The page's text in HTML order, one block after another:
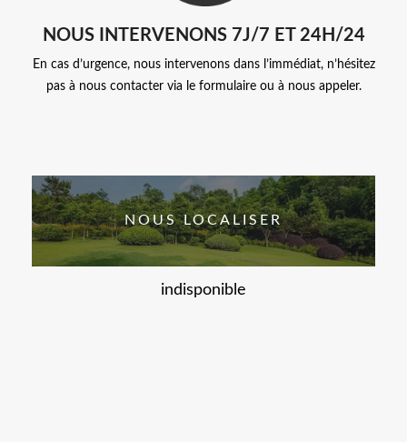
NOUS INTERVENONS 7J/7 ET 24H/24
En cas d’urgence, nous intervenons dans l’immédiat, n’hésitez
pas à nous contacter via le formulaire ou à nous appeler.
NOUS LOCALISER
indisponible